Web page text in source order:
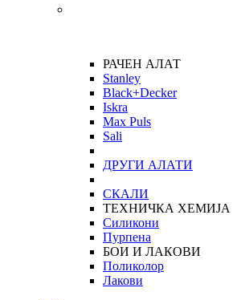
РАЧЕН АЛАТ
Stanley
Black+Decker
Iskra
Max Puls
Sali
ДРУГИ АЛАТИ
СКАЛИ
ТЕХНИЧКА ХЕМИЈА
Силикони
Пурпена
БОИ И ЛАКОВИ
Поликолор
Лакови